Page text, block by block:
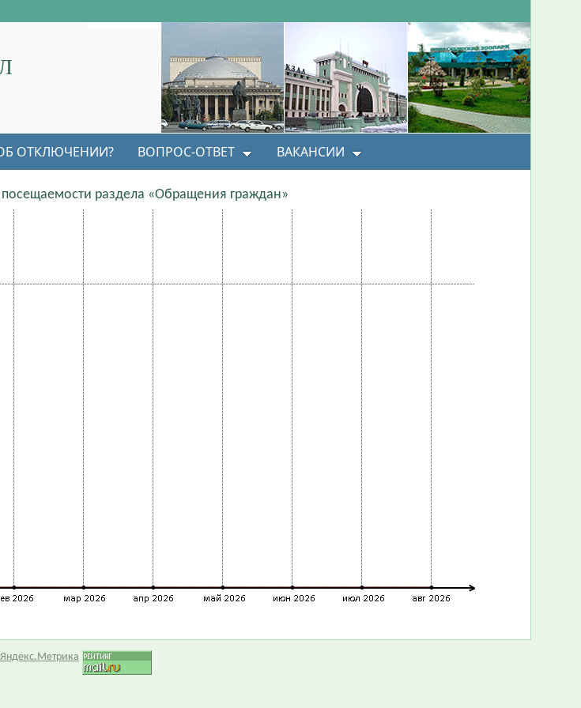
ОТКЛЮЧЕНИИ? ВОПРОС-ОТВЕТ ВАКАНСИИ
раздела «Обращения граждан»